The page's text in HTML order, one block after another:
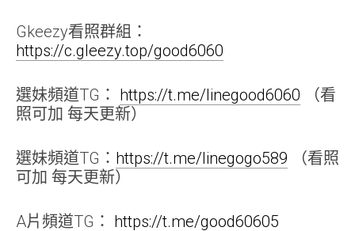
Gkeezy看照群組：
https://c.gleezy.top/good6060
選妹頻道TG： https://t.me/linegood6060 （看
照可加 每天更新）
選妹頻道TG： https://t.me/linegogo589 （看照
可加 每天更新）
A片頻道TG： https://t.me/good60605